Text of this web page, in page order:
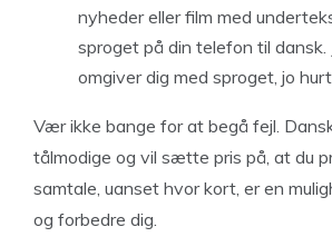
nyheder eller film med
sproget på din telefon til dansk.
omgiver dig med sproget, jo
Vær ikke bange for at begå fejl.
tålmodige og vil sætte pris på, at du
samtale, uanset hvor kort, er en
og forbedre dig.